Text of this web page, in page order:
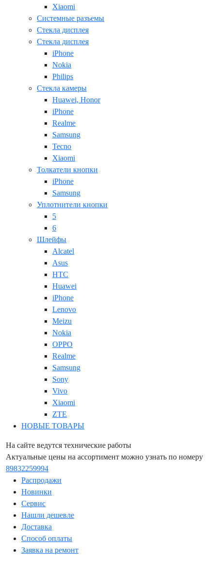
Xiaomi
Системные разъемы
Стекла дисплея
Стекла дисплея
iPhone
Nokia
Philips
Стекла камеры
Huawei, Honor
iPhone
Realme
Samsung
Tecno
Xiaomi
Толкатели кнопки
iPhone
Samsung
Уплотнители кнопки
5
6
Шлейфы
Alcatel
Asus
HTC
Huawei
iPhone
Lenovo
Meizu
Nokia
OPPO
Realme
Samsung
Sony
Vivo
Xiaomi
ZTE
НОВЫЕ ТОВАРЫ
На сайте ведутся технические работы
Актуальные цены на ассортимент можно узнать по номеру
89832259994
Распродажи
Новинки
Сервис
Нашли дешевле
Доставка
Способ оплаты
Заявка на ремонт